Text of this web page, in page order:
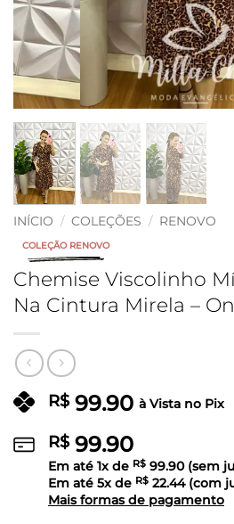
INÍCIO / COLEÇÕES / RENOVO
COLEÇÃO RENOVO
Chemise Viscolinho
Na Cintura Mirela –
R$99.90 à Vista no Pix
R$99.90
Em até 1x de R$ 99.90(sem
Em até 5x de R$ 22.44(com
Mais formas de pagamento